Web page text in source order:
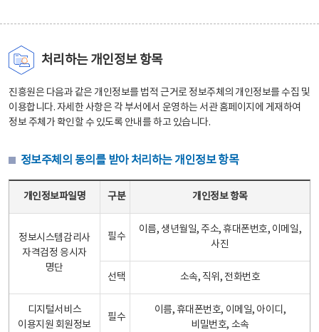
처리하는 개인정보 항목
진흥원은 다음과 같은 개인정보를 법적 근거로 정보주체의 개인정보를 수집 및
이용합니다. 자세한 사항은 각 부서에서 운영하는 서관 홈페이지에 게재하여
정보 주체가 확인할 수 있도록 안내를 하고 있습니다.
정보주체의 동의를 받아 처리하는 개인정보 항목
개인정보파일명 구분 개인정보 항목
정보시스템감리사
자격검정 응시자
명단
필수
이름, 생년월일, 주소, 휴대폰번호, 이메일,
사진
선택 소속, 직위, 전화번호
디지털서비스
이용지원 회원정보
필수
이름, 휴대폰번호, 이메일, 아이디,
비밀번호, 소속